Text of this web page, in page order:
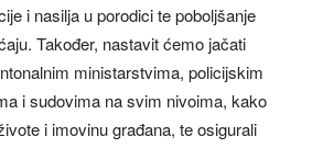
i nasilja u porodici te poboljšanje
Također, nastavit ćemo jačati
ministarstvima, policijskim
i sudovima na svim nivoima, kako
i imovinu građana, te osigurali